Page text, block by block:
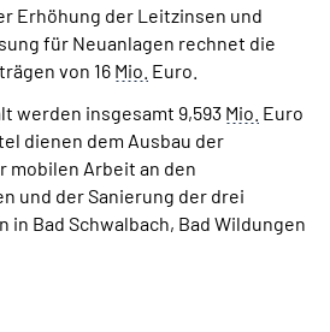
Erhöhung der Leitzinsen und
für Neuanlagen rechnet die
von 16 Mio. Euro.
werden insgesamt 9,593 Mio. Euro
dienen dem Ausbau der
mobilen Arbeit an den
und der Sanierung der drei
Bad Schwalbach, Bad Wildungen